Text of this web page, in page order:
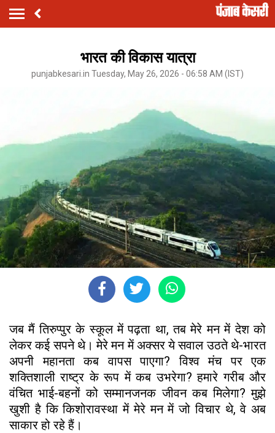
भारत की विकास यात्रा
punjabkesari.in Tuesday, May 26, 2026 - 06:58 AM (IST)
जब मैं तिरुप्पुर के स्कूल में पढ़ता था, तब मेरे मन में देश को
लेकर कई सपने थे। मेरे मन में अक्सर ये सवाल उठते थे-भारत
अपनी महानता कब वापस पाएगा? विश्व मंच पर एक
शक्तिशाली राष्ट्र के रूप में कब उभरेगा? हमारे गरीब और
वंचित भाई-बहनों को सम्मानजनक जीवन कब मिलेगा? मुझे
खुशी है कि किशोरावस्था में मेरे मन में जो विचार थे, वे अब
साकार हो रहे हैं।